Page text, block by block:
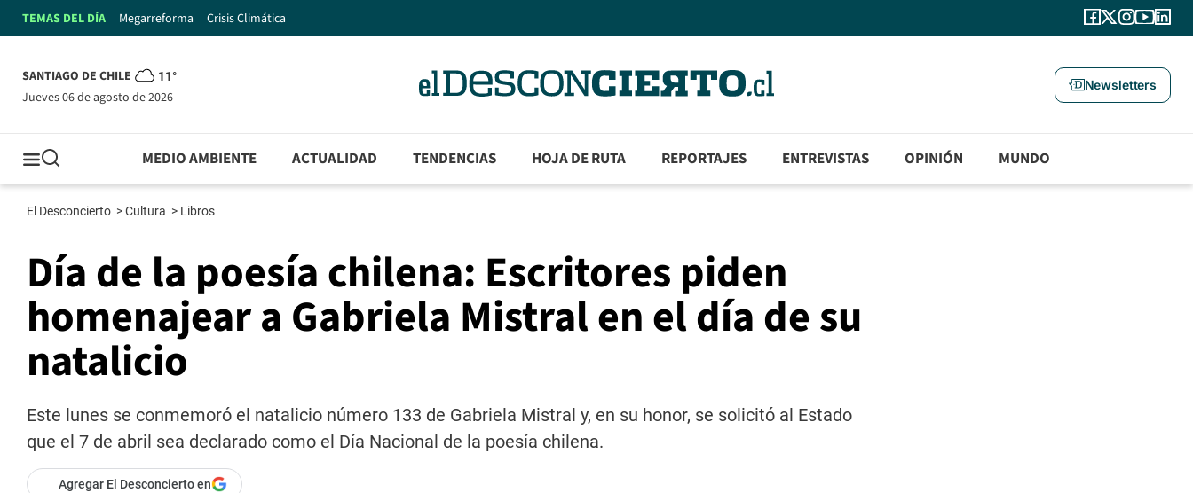
TEMAS DEL DÍA Megarreforma Crisis Climática
SANTIAGO DE CHILE 11°
jueves 06 de agosto de 2026
Newsletters
MEDIO AMBIENTE ACTUALIDAD TENDENCIAS HOJA DE RUTA REPORTAJES ENTREVISTAS OPINIÓN MUNDO
El Desconcierto >Cultura > Libros
Día de la poesía chilena: Escritores piden
homenajear a Gabriela Mistral en el día de su
natalicio
Este lunes se conmemoró el natalicio número 133 de Gabriela Mistral y, en su honor, se solicitó al Estado
que el 7 de abril sea declarado como el Día Nacional de la poesía chilena.
Agregar El Desconcierto en